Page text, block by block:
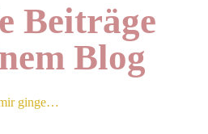
Beiträge
Blog